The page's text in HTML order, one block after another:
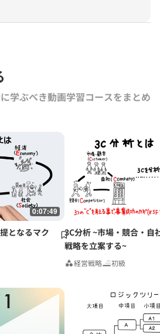
』（薬事日報社）、「 顧客視点の成長シ
）など。現在、マーケティング・コンサル
ン」
学ぶべき動画学習コースをまとめ
0:07:49
となるマク
3C分析 ~市場・競合・自
戦略を立案する~
経営戦略 初級